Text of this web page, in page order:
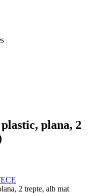
plana, 2
2 trepte, alb mat